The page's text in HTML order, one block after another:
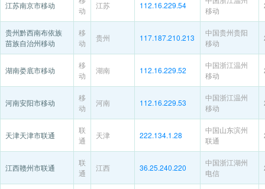
江苏南京市移动
动
江苏 112.16.229.54
移动
贵州黔西南布依族
苗族自治州移动
移
动
贵州 117.187.210.213
中国贵州贵阳
移动
湖南娄底市移动
移
动
湖南 112.16.229.52
中国浙江温州
移动
河南安阳市移动
移
动
河南 112.16.229.53
中国浙江温州
移动
天津天津市联通
联
通
天津 222.134.1.28
中国山东滨州
联通
江西赣州市联通
联
通
江西 36.25.240.220
中国浙江湖州
电信